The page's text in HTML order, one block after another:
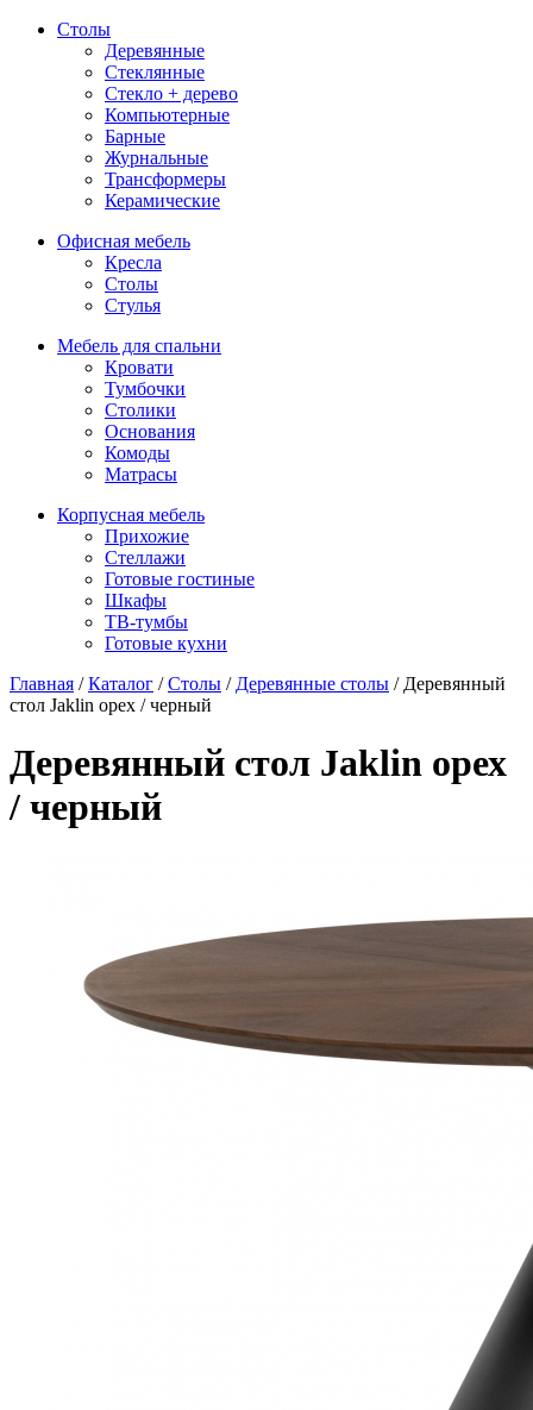
Столы
Деревянные
Стеклянные
Стекло + дерево
Компьютерные
Барные
Журнальные
Трансформеры
Керамические
Офисная мебель
Кресла
Столы
Стулья
Мебель для спальни
Кровати
Тумбочки
Столики
Основания
Комоды
Матрасы
Корпусная мебель
Прихожие
Стеллажи
Готовые гостиные
Шкафы
ТВ-тумбы
Готовые кухни
Главная /Каталог /Столы / Деревянные столы / Деревянный
стол Jaklin орех / черный
Деревянный стол Jaklin орех
/ черный